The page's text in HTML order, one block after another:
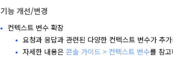
기능 개선/변경
컨텍스트 변수 확장
요청과 응답과 관련된 다양한 컨텍스트 변수가 추
자세한 내용은 콘솔 가이드 > 컨텍스트 변수를 참